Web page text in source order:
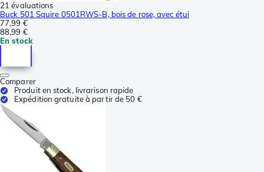
21 évaluations
Buck 501 Squire 0501RWS-B, bois de rose, avec étui
77,99 €
88,99 €
En stock
Comparer
Produit en stock, livrarison rapide
Expédition gratuite à partir de 50 €